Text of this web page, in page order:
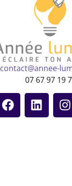
contact@annee-
07 67 97 19